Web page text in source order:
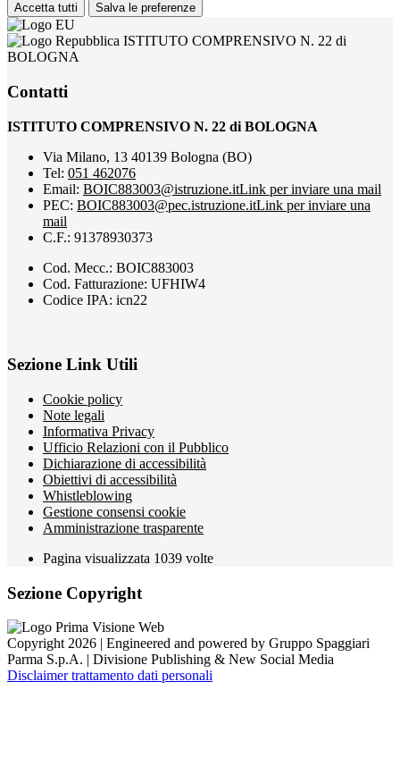
Accetta tutti Salva le preferenze
ISTITUTO COMPRENSIVO N. 22 di
BOLOGNA
Contatti
ISTITUTO COMPRENSIVO N. 22 di BOLOGNA
Via Milano, 13 40139 Bologna (BO)
Tel: 051 462076
Email: BOIC883003@istruzione.itLink per inviare una mail
PEC: BOIC883003@pec.istruzione.itLink per inviare una
mail
C.F.: 91378930373
Cod. Mecc.: BOIC883003
Cod. Fatturazione: UFHIW4
Codice IPA: icn22
Sezione Link Utili
Cookie policy
Note legali
Informativa Privacy
Ufficio Relazioni con il Pubblico
Dichiarazione di accessibilità
Obiettivi di accessibilità
Whistleblowing
Gestione consensi cookie
Amministrazione trasparente
Pagina visualizzata 1039 volte
Sezione Copyright
Copyright 2026 | Engineered and powered by Gruppo Spaggiari
Parma S.p.A. | Divisione Publishing & New Social Media
Disclaimer trattamento dati personali